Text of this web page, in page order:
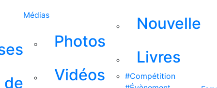
de
Médias
Photos
Vidéos
Nouvelle
Livres
#Compétition